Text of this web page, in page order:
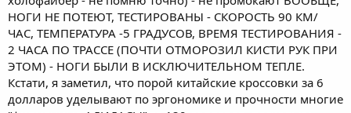
НОГИ НЕ ПОТЕЮТ, ТЕСТИРОВАНЫ - СКОРОСТЬ 90 КМ/
ЧАС, ТЕМПЕРАТУРА -5 ГРАДУСОВ, ВРЕМЯ ТЕСТИРОВАНИЯ -
2 ЧАСА ПО ТРАССЕ (ПОЧТИ ОТМОРОЗИЛ КИСТИ РУК ПРИ
ЭТОМ) - НОГИ БЫЛИ В ИСКЛЮЧИТЕЛЬНОМ ТЕПЛЕ.
Кстати, я заметил, что порой китайские кроссовки за 6
долларов уделывают по эргономике и прочности многие